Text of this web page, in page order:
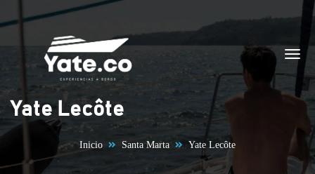
Saltar al contenido
Yate Lecôte
Inicio Santa Marta Yate Lecôte